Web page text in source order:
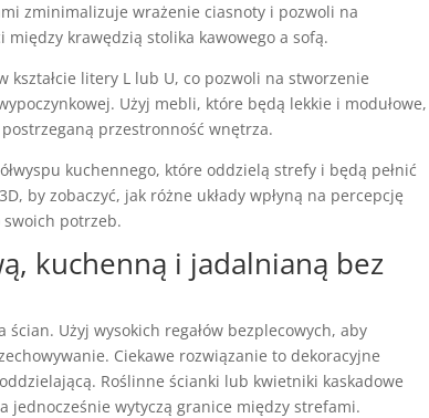
zminimalizuje wrażenie ciasnoty i pozwoli na
między krawędzią stolika kawowego a sofą.
kształcie litery L lub U, co pozwoli na stworzenie
Użyj mebli, które będą lekkie i modułowe,
przestronność wnętrza.
kuchennego, które oddzielą strefy i będą pełnić
by zobaczyć, jak różne układy wpłyną na percepcję
potrzeb.
kuchenną i jadalnianą bez
Użyj wysokich regałów bezplecowych, aby
Ciekawe rozwiązanie to dekoracyjne
Roślinne ścianki lub kwietniki kaskadowe
jednocześnie wytyczą granice między strefami.